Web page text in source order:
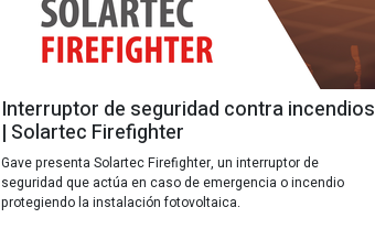
Interruptor de seguridad contra incendios
| Solartec Firefighter
Gave presenta Solartec Firefighter, un interruptor de
seguridad que actúa en caso de emergencia o incendio
protegiendo la instalación fotovoltaica.